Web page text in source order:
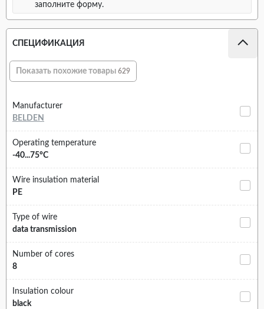
заполните форму.
СПЕЦИФИКАЦИЯ
Показать похожие товары 629
Manufacturer
BELDEN
Operating temperature
-40...75°C
Wire insulation material
PE
Type of wire
data transmission
Number of cores
8
Insulation colour
black